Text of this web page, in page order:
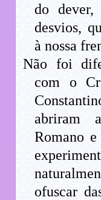
do dever,
desvios,
à nossa
Não foi
com o
abriram
Romano
ofuscar